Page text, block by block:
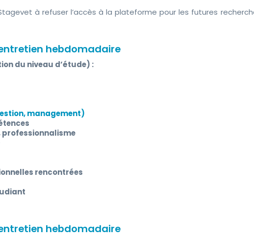
à refuser l’accès à la plateforme pour les futures
hebdomadaire
du niveau d’étude) :
management)
professionnalisme
rencontrées
hebdomadaire